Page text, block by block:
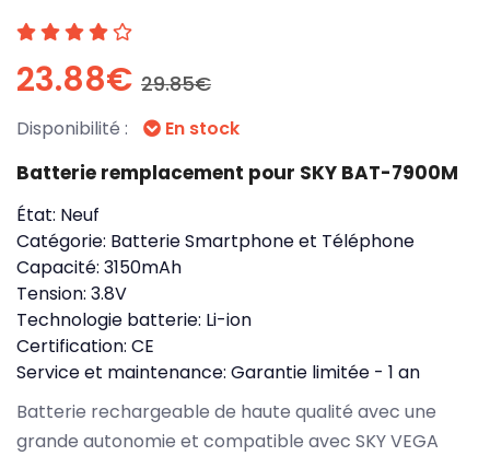
23.88€ 29.85€
Disponibilité : En stock
Batterie remplacement pour SKY BAT-7900M
État: Neuf
Catégorie: Batterie Smartphone et Téléphone
Capacité: 3150mAh
Tension: 3.8V
Technologie batterie: Li-ion
Certification: CE
Service et maintenance: Garantie limitée - 1 an
Batterie rechargeable de haute qualité avec une
grande autonomie et compatible avec SKY VEGA